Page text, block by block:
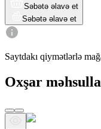
Səbətə əlavə et
Səbətə əlavə et
Saytdakı qiymətlərlə
Oxşar